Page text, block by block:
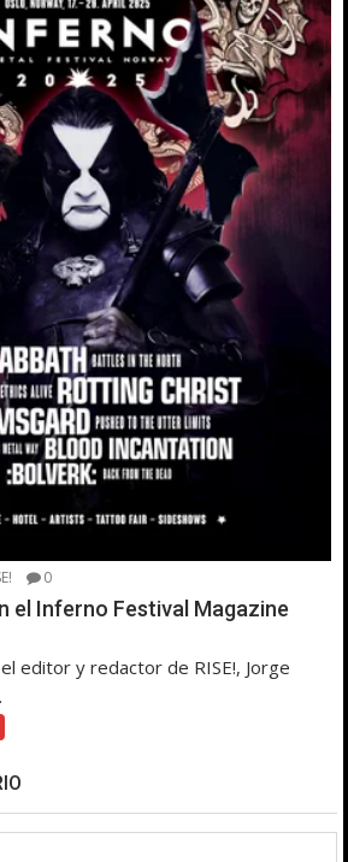
0
el Inferno Festival Magazine
editor y redactor de RISE!, Jorge